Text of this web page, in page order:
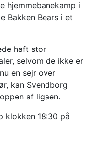
hjemmebanekamp i
Bakken Bears i et
haft stor
selvom de ikke er
en sejr over
kan Svendborg
af ligaen.
klokken 18:30 på